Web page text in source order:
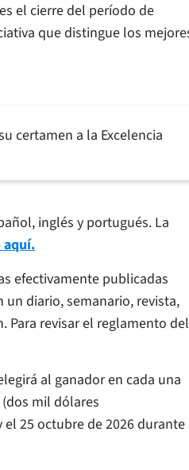
el cierre del período de
que distingue los
certamen a la Excelencia
inglés y portugués. La
aquí.
efectivamente publicadas
un diario, semanario, revista,
Para revisar el reglamento del
al ganador en cada una
mil dólares
25 octubre de 2026 durante